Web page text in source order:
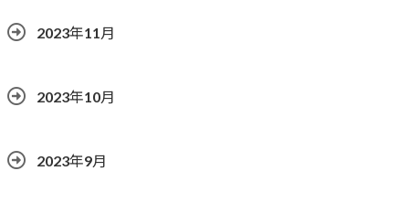
2023年11月
2023年10月
2023年9月